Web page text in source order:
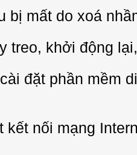
bị mất do xoá
treo, khởi động
đặt phần mềm
kết nối mạng